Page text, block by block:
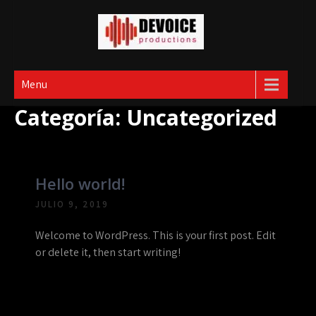
Devoice productions
Menu
Categoría: Uncategorized
Hello world!
JULIO 9, 2019
Welcome to WordPress. This is your first post. Edit
or delete it, then start writing!